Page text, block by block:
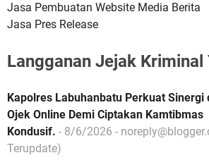
Jasa Pembuatan Website Media Berita
Jasa Pres Release
Langganan Jejak Kriminal
Kapolres Labuhanbatu Perkuat Sinergi
Ojek Online Demi Ciptakan Kamtibmas
Kondusif. - 8/6/2026 -
Terupdate)